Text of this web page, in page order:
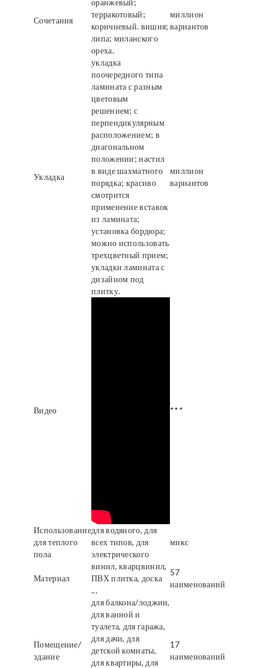
Сочетания
оранжевый;
терракотовый;
коричневый. вишня;
липа; миланского
ореха.
миллион
вариантов
Укладка
укладка
поочередного типа
ламината с разным
цветовым
решением; с
перпендикулярным
расположением; в
диагональном
положении; настил
в виде шахматного
порядка; красиво
смотрится
применение вставок
из ламината;
установка бордюра;
можно использовать
трехцветный прием;
укладки ламината с
дизайном под
плитку.
миллион
вариантов
Видео ***
Использование
для теплого
пола
для водяного, для
всех типов, для
электрического
микс
Материал
винил, кварцвинил,
ПВХ плитка, доска
...
57
наименований
Помещение/
здание
для балкона/лоджии,
для ванной и
туалета, для гаража,
для дачи, для
детской комнаты,
для квартиры, для
17
наименований